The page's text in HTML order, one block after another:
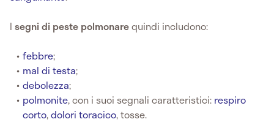
I segni di peste polmonarequindi includono:
febbre;
mal di testa;
debolezza;
polmonite, con i suoi segnali caratteristici: respiro
corto,dolori toracico, tosse.